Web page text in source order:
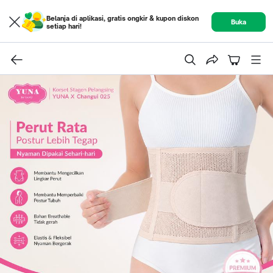
Belanja di aplikasi, gratis ongkir & kupon diskon
setiap hari!
Buka